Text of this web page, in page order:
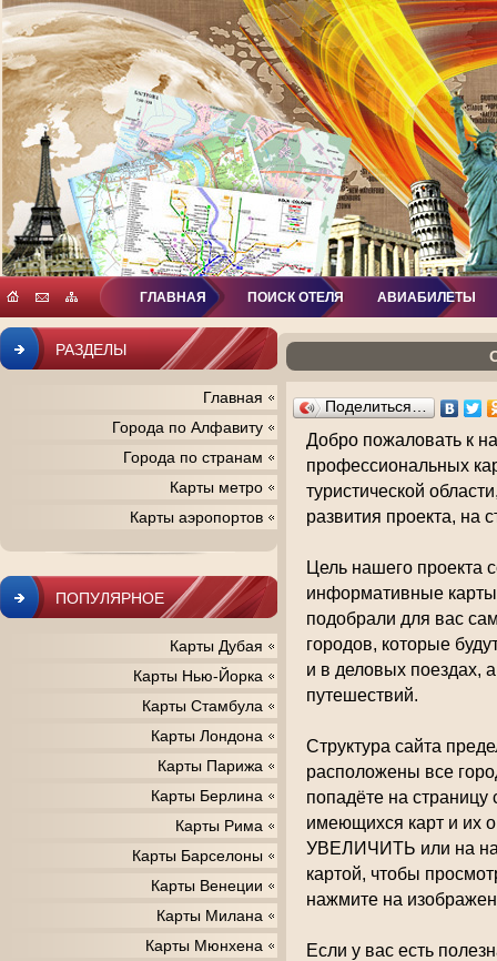
Поделиться…
Добро пожаловать к
профессиональных
туристической
развития проекта, на
Цель нашего проекта
информативные
подобрали для вас
городов, которые
и в деловых поездах,
путешествий.
Структура сайта
расположены все
попадёте на
имеющихся карт и их
УВЕЛИЧИТЬ или на
картой, чтобы
нажмите на
Если у вас есть
РАЗДЕЛЫ
Главная
Города по Алфавиту
Города по странам
Карты метро
Карты аэропортов
ПОПУЛЯРНОЕ
Карты Дубая
Карты Нью-Йорка
Карты Стамбула
Карты Лондона
Карты Парижа
Карты Берлина
Карты Рима
Карты Барселоны
Карты Венеции
Карты Милана
Карты Мюнхена
ГЛАВНАЯ ПОИСК ОТЕЛЯ АВИАБИЛЕТЫ